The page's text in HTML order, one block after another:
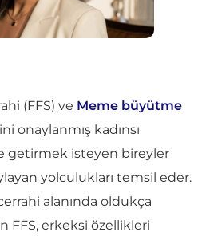
(FFS) ve Meme büyütme
onaylanmış kadınsı
getirmek isteyen bireyler
yolculukları temsil eder.
alanında oldukça
FFS, erkeksi özellikleri